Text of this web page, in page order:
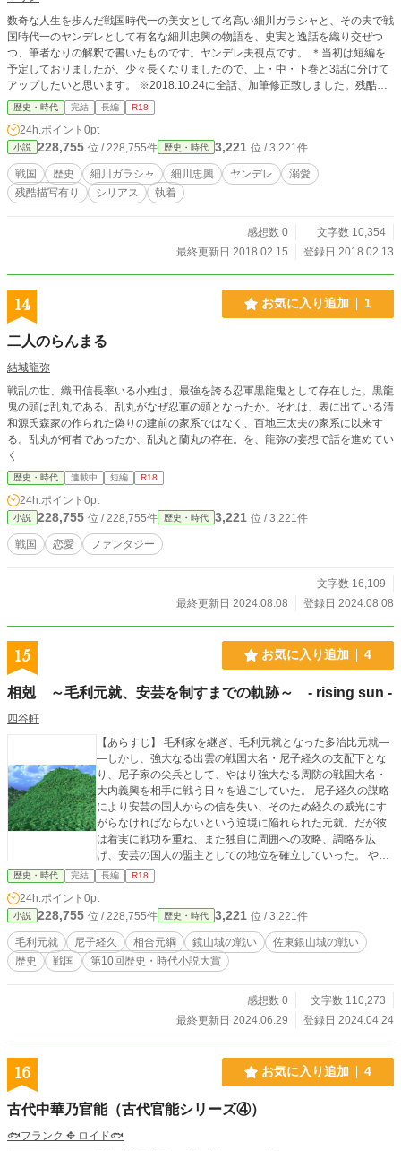
数奇な人生を歩んだ戦国時代一の美女として名高い細川ガラシャと、その夫で戦
国時代一のヤンデレとして有名な細川忠興の物語を、史実と逸話を織り交ぜつ
つ、筆者なりの解釈で書いたものです。ヤンデレ夫視点です。 ＊当初は短編を
予定しておりましたが、少々長くなりましたので、上・中・下巻と3話に分けて
アップしたいと思います。 ※2018.10.24に全話、加筆修正致しました。残酷描
写や性的な描写も増やしましたので、R15→R18に変更させていただきます。
どうぞ宜しくお願い致します。
歴史・時代 完結 長編 R18
24h.ポイント 0pt
小説 228,755 位 / 228,755件 歴史・時代 3,221 位 / 3,221件
戦国 歴史 細川ガラシャ 細川忠興 ヤンデレ
溺愛
残酷描写有り
シリアス 執着
感想数 0
文字数 10,354
最終更新日 2018.02.15
登録日 2018.02.13
14 お気に入り追加 1
二人のらんまる
結城龍弥
戦乱の世、織田信長率いる小姓は、最強を誇る忍軍黒龍鬼として存在した。黒龍
鬼の頭は乱丸である。乱丸がなぜ忍軍の頭となったか。それは、表に出ている清
和源氏森家の作られた偽りの建前の家系ではなく、百地三太夫の家系に以来す
る。乱丸が何者であったか、乱丸と蘭丸の存在。を、龍弥の妄想で話を進めてい
く
歴史・時代 連載中 短編 R18
24h.ポイント 0pt
小説 228,755 位 / 228,755件 歴史・時代 3,221 位 / 3,221件
戦国 恋愛 ファンタジー
文字数 16,109
最終更新日 2024.08.08
登録日 2024.08.08
15 お気に入り追加 4
相剋 ～毛利元就、安芸を制すまでの軌跡～ - rising sun -
四谷軒
【あらすじ】 毛利家を継ぎ、毛利元就となった多治比元就―
―しかし、強大なる出雲の戦国大名・尼子経久の支配下とな
り、尼子家の尖兵として、やはり強大なる周防の戦国大名・
大内義興を相手に戦う日々を過ごしていた。 尼子経久の謀略
により安芸の国人からの信を失い、そのため経久の威光にす
がらなければならないという逆境に陥れられた元就。だが彼
は着実に戦功を重ね、また独自に周囲への攻略、調略を広
げ、安芸の国人の盟主としての地位を確立していった。 やが
て経久が隠居したのを機に、元就は尼子家と手を切る。大内
家へ嫡男・隆元を人質に出したのだ。これは――尼子の新当
主、尼子詮久（あまごあきひさ）が天下人となるため京へと
進軍していったため、その隙を衝いた行動だった。 そして元
就は大内家に働きかけ、詮久の上洛中、「がら空き」となっ
た安芸に攻勢をかける。頭崎城をはじめとする尼子方の拠点
を陥落寸前にまで追い込んだ元就に対し、ついに尼子家は反
歴史・時代 完結 長編 R18
24h.ポイント 0pt
小説 228,755 位 / 228,755件 歴史・時代 3,221 位 / 3,221件
毛利元就 尼子経久 相合元綱 鏡山城の戦い
佐東銀山城の戦い
歴史
戦国 第10回歴史・時代小説大賞
感想数 0
文字数 110,273
最終更新日 2024.06.29
登録日 2024.04.24
16 お気に入り追加 4
古代中華乃官能（古代官能シリーズ④）
🐟フランク ✥ ロイド🐟